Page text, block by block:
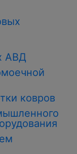
АВД
ковров